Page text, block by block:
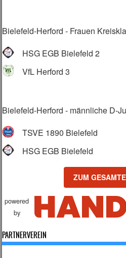
Bielefeld-Herford - Frauen
HSG EGB Bielefeld 2
VfL Herford 3
Bielefeld-Herford - männliche D-
TSVE 1890 Bielefeld
HSG EGB Bielefeld
ZUM
powered
by
PARTNERVEREIN